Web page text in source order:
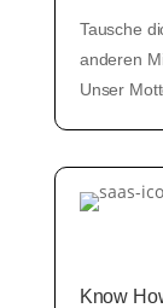
Tausche
anderen
Unser
Know